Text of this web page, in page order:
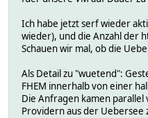
Ich habe jetzt serf wieder
wieder), und die Anzahl der
Schauen wir mal, ob die
Als Detail zu "wuetend":
FHEM innerhalb von einer
Die Anfragen kamen parallel
Providern aus der Uebersee